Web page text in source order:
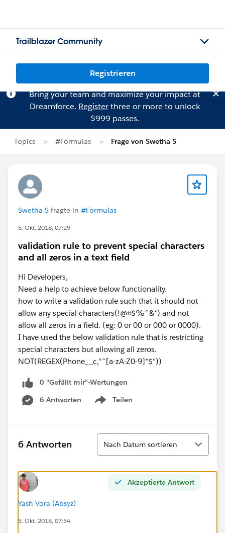
Trailblazer Community
Registrieren
Bring your team and maximize your impact at
Dreamforce. Registerthree or more to unlock
$999 passes.
Topics #Formulas Frage von Swetha S
Swetha S fragte in #Formulas
5. Okt. 2018, 07:29
validation rule to prevent special characters
and all zeros in a text field
Hi Developers,
Need a help to achieve below functionality.
how to write a validation rule such that it should not
allow any special characters(!@⌗$%^&*) and not
allow all zeros in a field. (eg: 0 or 00 or 000 or 0000).
I have used the below validation rule that is restricting
special characters but allowing all zeros.
NOT(REGEX(Phone__c,"^[a-zA-Z0-9]*$"))
0 "Gefällt mir"-Wertungen
6 Antworten
Teilen
Show menu
6 Antworten
Sortieren
Nach Datum sortieren
Akzeptierte Antwort
Yash Vora (Absyz)
5. Okt. 2018, 07:54